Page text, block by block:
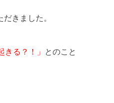
きました。
きる？！」 とのこと